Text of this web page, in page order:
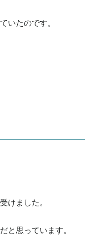
いたのです。
けました。
と思っています。